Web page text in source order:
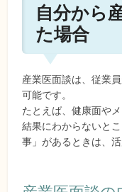
自分から
た場合
産業医面談は、従業
可能です。
たとえば、健康面や
結果にわからないと
事」があるときは、